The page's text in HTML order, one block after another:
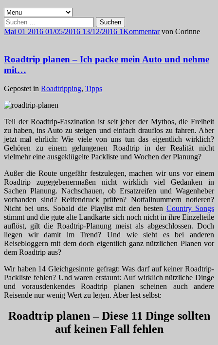
Suchen
nach:
Mai 01 2016 01/05/2016 13/12/2016 1Kommentar von Corinne
Roadtrip planen – Ich packe mein Auto und nehme
mit…
Gepostet in Roadtripping, Tipps
Teil der Roadtrip-Faszination ist seit jeher der Mythos, die Freiheit
zu haben, ins Auto zu steigen und einfach drauflos zu fahren. Aber
jetzt mal ehrlich: Wie viele von uns tun das eigentlich wirklich?
Gehören zu einem gelungenen Roadtrip in der Realität nicht
vielmehr eine ausgeklügelte Packliste und Wochen der Planung?
Außer die Route ungefähr festzulegen, machen wir uns vor einem
Roadtrip zugegebenermaßen nicht wirklich viel Gedanken in
Sachen Planung. Nachschauen, ob Ersatzreifen und Wagenheber
vorhanden sind? Reifendruck prüfen? Notfallnummern notieren?
Nicht bei uns. Sobald die Playlist mit den bestenCountry Songs
stimmt und die gute alte Landkarte sich noch nicht in ihre Einzelteile
auflöst, gilt die Roadtrip-Planung meist als abgeschlossen. Doch
liegen wir damit im Trend? Und wie sieht es bei anderen
Reisebloggern mit dem doch eigentlich ganz nützlichen Planen vor
dem Roadtrip aus?
Wir haben 14 Gleichgesinnte gefragt: Was darf auf keiner Roadtrip-
Packliste fehlen? Und waren erstaunt: Auf wirklich nützliche Dinge
und vorausdenkendes Roadtrip planen scheinen auch andere
Reisende nur wenig Wert zu legen. Aber lest selbst:
Roadtrip planen – Diese 11 Dinge sollten
auf keinen Fall fehlen